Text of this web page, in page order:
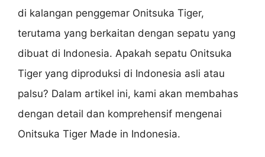
di kalangan penggemar Onitsuka Tiger,
terutama yang berkaitan dengan sepatu yang
dibuat di Indonesia. Apakah sepatu Onitsuka
Tiger yang diproduksi di Indonesia asli atau
palsu? Dalam artikel ini, kami akan membahas
dengan detail dan komprehensif mengenai
Onitsuka Tiger Made in Indonesia.